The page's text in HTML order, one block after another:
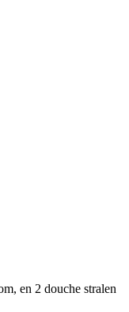
en 2 douche stralen